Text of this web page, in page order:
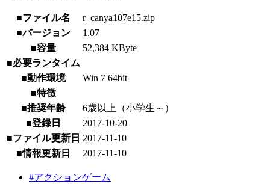
■ファイル名
r_canya107e15.zip
■バージョン
1.07
■容量
52,384 KByte
■必要ランタイム
■動作環境
Win 7 64bit
■特徴
■推奨年齢
6歳以上（小学生～）
■登録日
2017-10-20
■ファイル更新日 2017-11-10
■情報更新日
2017-11-10
#アクションゲーム